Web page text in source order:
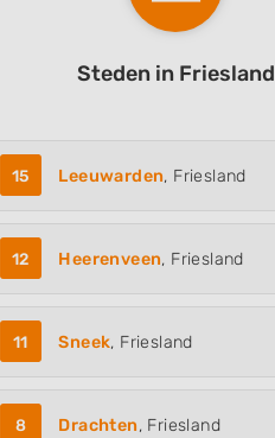
Steden in Friesland
15 Leeuwarden, Friesland
12 Heerenveen, Friesland
11 Sneek, Friesland
8 Drachten, Friesland